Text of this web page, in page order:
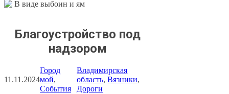
Благоустройство под
надзором
11.11.2024
Город
мой
События
Владимирская
область, Вязники
Дороги